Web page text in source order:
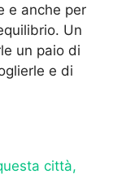
e anche per
Un
un paio di
e di
città,